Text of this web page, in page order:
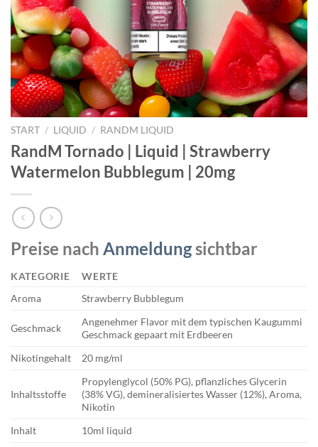
START / LIQUID / RANDM LIQUID
RandM Tornado | Liquid | Strawberry
Watermelon Bubblegum | 20mg
Preise nach Anmeldungsichtbar
KATEGORIE
WERTE
Aroma
Strawberry Bubblegum
Geschmack
Angenehmer Flavor mit dem typischen Kaugummi
Geschmack gepaart mit Erdbeeren
Nikotingehalt
20 mg/ml
Inhaltsstoffe
Propylenglycol (50% PG), pflanzliches Glycerin
(38% VG), demineralisiertes Wasser (12%), Aroma,
Nikotin
Inhalt
10ml liquid